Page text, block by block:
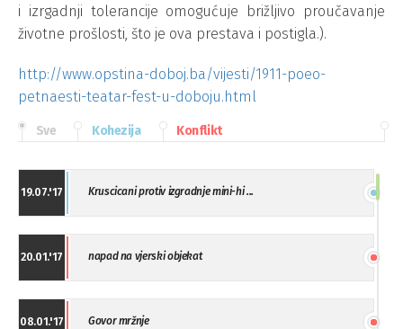
i izrgadnji tolerancije omogućuje brižljivo proučavanje
životne prošlosti, što je ova prestava i postigla.).
http://www.opstina-doboj.ba/vijesti/1911-poeo-
petnaesti-teatar-fest-u-doboju.html
Sve Kohezija Konflikt
19.07.'17 Kruscicani protiv izgradnje mini-hi ...
20.01.'17 napad na vjerski objekat
08.01.'17 Govor mržnje